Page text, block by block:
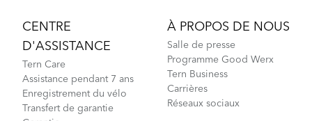
CENTRE
D'ASSISTANCE
Tern Care
Assistance pendant 7 ans
Enregistrement du vélo
Transfert de garantie
À PROPOS DE NOUS
Salle de presse
Programme Good Werx
Tern Business
Carrières
Réseaux sociaux